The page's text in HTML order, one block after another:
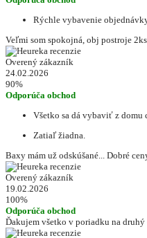
Rýchle vybavenie
Veľmi som spokojná, obj postroje
Overený zákazník
24.02.2026
90%
Odporúča obchod
Všetko sa dá vybaviť z domu
Zatiaľ žiadna.
Baxy mám už odskúšané... Dobré
Overený zákazník
19.02.2026
100%
Odporúča obchod
Ďakujem všetko v poriadku na druhý